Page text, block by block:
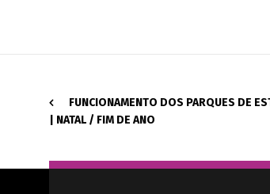
FUNCIONAMENTO DOS PARQUES DE
| NATAL / FIM DE ANO